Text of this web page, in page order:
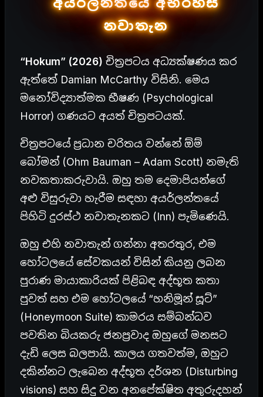
අයර්ලන්තයේ අභිරහස්
නවාතැන
“Hokum” (2026) චිත්‍රපටය අධ්‍යක්ෂණය කර
ඇත්තේ Damian McCarthy විසිනි. මෙය
මනෝවිද්‍යාත්මක භීෂණ (Psychological
Horror) ගණයට අයත් චිත්‍රපටයක්.
චිත්‍රපටයේ ප්‍රධාන චරිතය වන්නේ ඕම්
බෝමන් (Ohm Bauman – Adam Scott) නමැති
නවකතාකරුවායි. ඔහු තම දෙමාපියන්ගේ
අළු විසුරුවා හැරීම සඳහා අයර්ලන්තයේ
පිහිටි දුරස්ථ නවාතැනකට (Inn) පැමිණෙයි.
ඔහු එහි නවාතැන් ගන්නා අතරතුර, එම
හෝටලයේ සේවකයන් විසින් කියනු ලබන
පුරාණ මායාකාරියක් පිළිබඳ අද්භූත කතා
පුවත් සහ එම හෝටලයේ “හනිමූන් සූට්”
(Honeymoon Suite) කාමරය සම්බන්ධව
පවතින බියකරු ජනප්‍රවාද ඔහුගේ මනසට
දැඩි ලෙස බලපායි. කාලය ගතවත්ම, ඔහුට
දකින්නට ලැබෙන අද්භූත දර්ශන (Disturbing
visions) සහ සිදු වන අනපේක්ෂිත අතුරුදහන්